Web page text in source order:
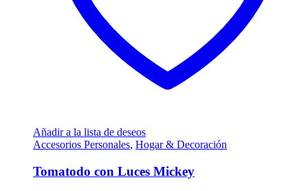
Añadir a la lista de deseos
Accesorios Personales, Hogar & Decoración
Tomatodo con Luces Mickey